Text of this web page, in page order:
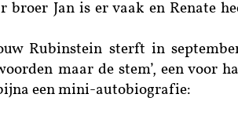
broer Jan is er vaak en Renate
Rubinstein sterft in
maar de stem’, een voor
een mini-autobiografie: